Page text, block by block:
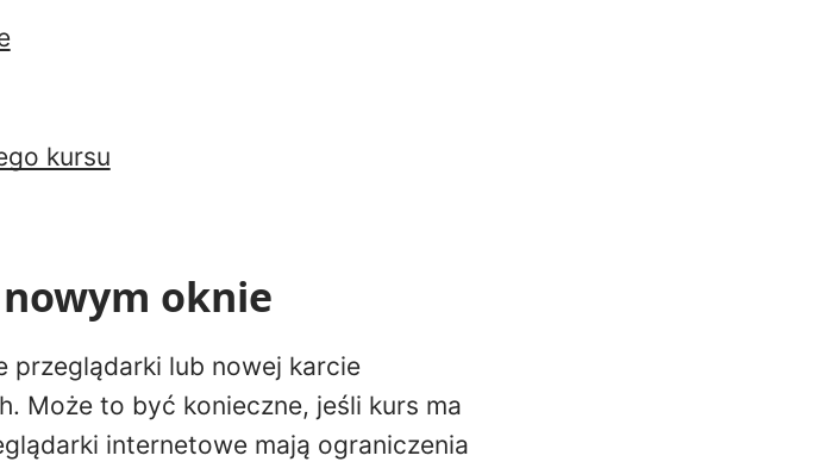
kursu
oknie
przeglądarki lub nowej karcie
Może to być konieczne, jeśli kurs ma
internetowe mają ograniczenia